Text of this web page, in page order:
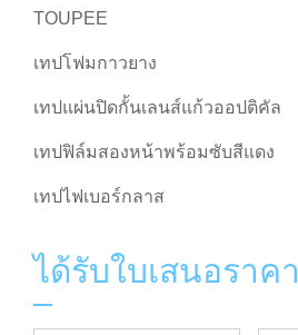
TOUPEE
เทปโฟมกาวยาง
เทปแผ่นปิดกั้นเลนส์แก้วออปติคัล
เทปฟิล์มสองหน้าพร้อมซับสีแดง
เทปไฟเบอร์กลาส
ได้รับใบเสนอราคา